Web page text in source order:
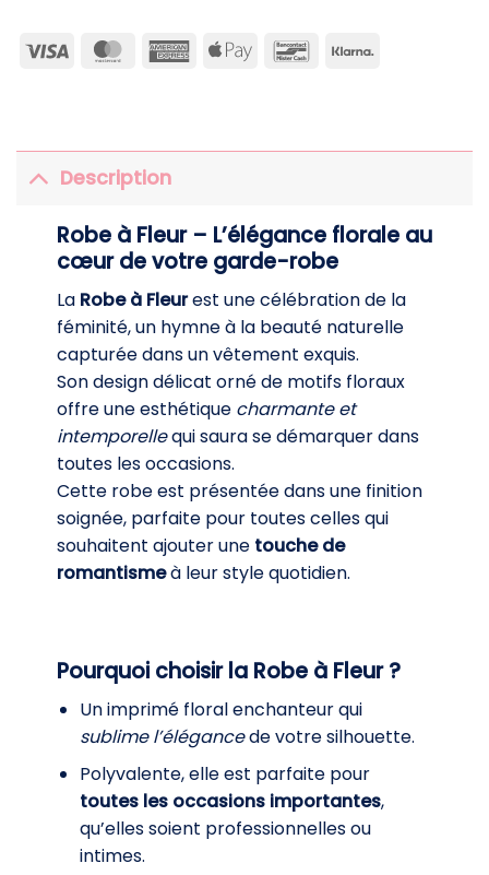
Visa MasterCardAmericanApple
Bancontact
Klarna
Description
Robe à Fleur – L’élégance florale au
cœur de votre garde-robe
La Robe à Fleurest une célébration de la
féminité, un hymne à la beauté naturelle
capturée dans un vêtement exquis.
Son design délicat orné de motifs floraux
offre une esthétique charmante et
intemporellequi saura se démarquer dans
toutes les occasions.
Cette robe est présentée dans une finition
soignée, parfaite pour toutes celles qui
souhaitent ajouter une touche de
romantismeà leur style quotidien.
Pourquoi choisir la Robe à Fleur ?
Un imprimé floral enchanteur qui
sublime l’élégancede votre silhouette.
Polyvalente, elle est parfaite pour
toutes les occasions importantes,
qu’elles soient professionnelles ou
intimes.